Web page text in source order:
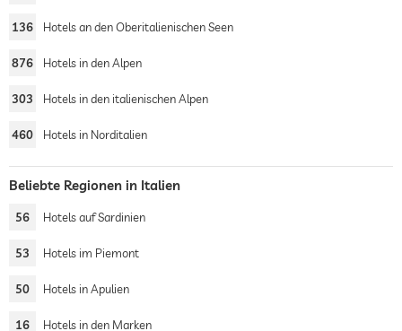
136 Hotels an den Oberitalienischen Seen
876 Hotels in den Alpen
303 Hotels in den italienischen Alpen
460 Hotels in Norditalien
Beliebte Regionen in Italien
56 Hotels auf Sardinien
53 Hotels im Piemont
50 Hotels in Apulien
16 Hotels in den Marken